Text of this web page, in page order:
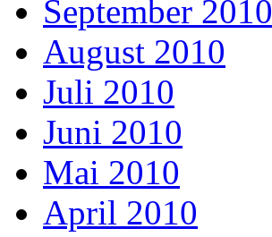
September 2010
August 2010
Juli 2010
Juni 2010
Mai 2010
April 2010